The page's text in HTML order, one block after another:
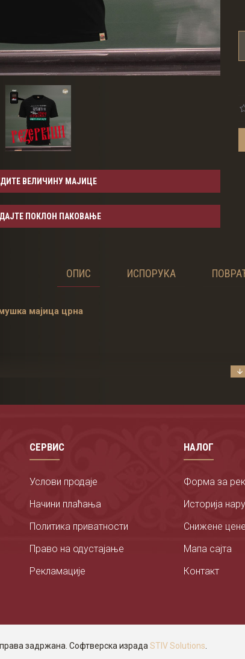
ВЕЛИЧИНУ МАЈИЦЕ
ПОКЛОН ПАКОВАЊЕ
ОПИС ИСПОРУКА
мајица црна
је од умбро сингл памука. Овај 160 грамски глатки
доступна је у 3 боје и у величинама: С, М, Л, XЛ,
3 до 5 %.
СЕРВИС
Услови продаје
Начини плаћања
Политика приватности
Право на одустајање
Рекламације
НАЛОГ
Форма за
Историја
Снижене цене
Мапа сајта
Контакт
права задржана. Софтверска израда STIV Solutions